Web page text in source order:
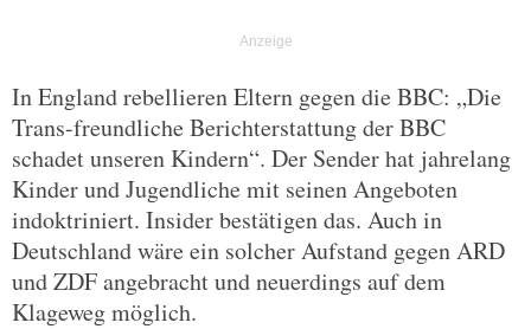
In England rebellieren Eltern gegen die BBC: „Die
Trans-freundliche Berichterstattung der BBC
schadet unseren Kindern“. Der Sender hat jahrelang
Kinder und Jugendliche mit seinen Angeboten
indoktriniert. Insider bestätigen das. Auch in
Deutschland wäre ein solcher Aufstand gegen ARD
und ZDF angebracht und neuerdings auf dem
Klageweg möglich.